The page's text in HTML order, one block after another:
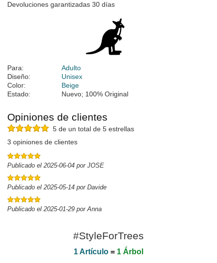
Devoluciones garantizadas 30 días
Para:
Adulto
Diseño:
Unisex
Color:
Beige
Estado:
Nuevo; 100% Original
Opiniones de clientes
5 de un total de 5 estrellas
3 opiniones de clientes
Publicado el 2025-06-04 por JOSE
Publicado el 2025-05-14 por Davide
Publicado el 2025-01-29 por Anna
#StyleForTrees
1 Artículo = 1 Árbol